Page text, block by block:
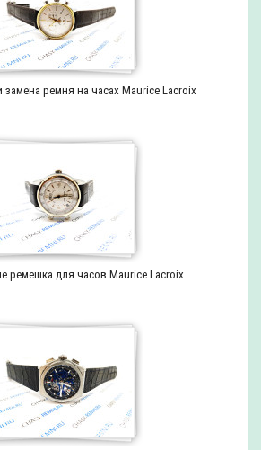
замена ремня на часах Maurice Lacroix
ремешка для часов Maurice Lacroix